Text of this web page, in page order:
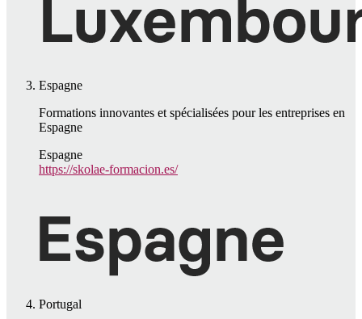
Espagne
Formations innovantes et spécialisées pour les entreprises en
Espagne
Espagne
https://skolae-formacion.es/
Portugal